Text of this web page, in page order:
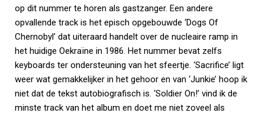
op dit nummer te horen als gastzanger. Een andere
opvallende track is het episch opgebouwde ‘Dogs Of
Chernobyl’ dat uiteraard handelt over de nucleaire ramp in
het huidige Oekraïne in 1986. Het nummer bevat zelfs
keyboards ter ondersteuning van het sfeertje. ‘Sacrifice’ ligt
weer wat gemakkelijker in het gehoor en van ‘Junkie’ hoop ik
niet dat de tekst autobiografisch is. ‘Soldier On!’ vind ik de
minste track van het album en doet me niet zoveel als